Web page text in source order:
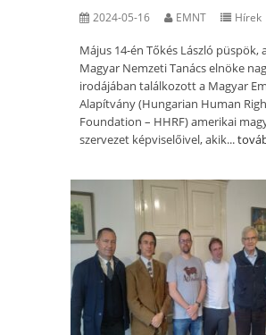
2024-05-16 EMNT Hírek
Május 14-én Tőkés László püspök,
Magyar Nemzeti Tanács elnöke
irodájában találkozott a Magyar
Alapítvány (Hungarian Human
Foundation – HHRF) amerikai
szervezet képviselőivel, akik...